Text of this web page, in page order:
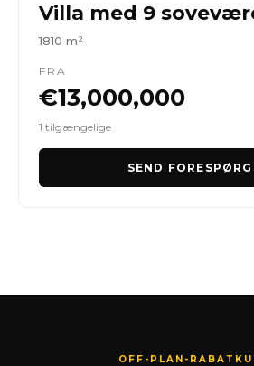
Villa med 9
1810 m²
FRA
€13,000,000
1 tilgængelige
SEND
OFF-PLAN-